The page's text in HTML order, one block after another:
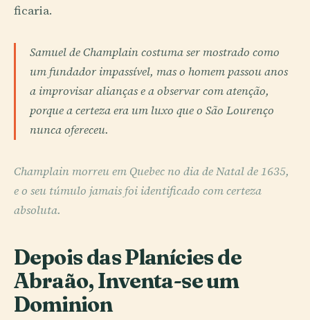
ficaria.
Samuel de Champlain costuma ser mostrado como
um fundador impassível, mas o homem passou anos
a improvisar alianças e a observar com atenção,
porque a certeza era um luxo que o São Lourenço
nunca ofereceu.
Champlain morreu em Quebec no dia de Natal de 1635,
e o seu túmulo jamais foi identificado com certeza
absoluta.
Depois das Planícies de
Abraão, Inventa-se um
Dominion